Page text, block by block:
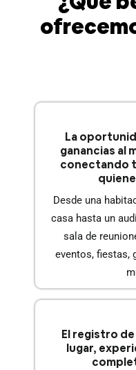
La
ganancias al
conectando
Desde una
casa hasta un
sala de
eventos, fiestas,
El registro
lugar,